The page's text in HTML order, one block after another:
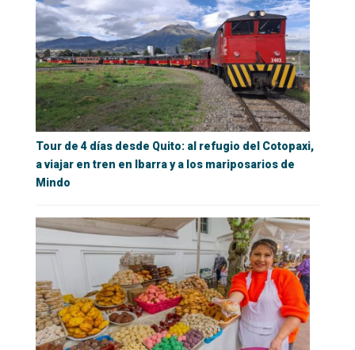
Tour de 4 días desde Quito: al refugio del Cotopaxi,
a viajar en tren en Ibarra y a los mariposarios de
Mindo